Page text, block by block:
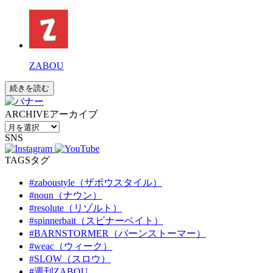
ZABOU
続きを読む
ARCHIVEアーカイブ
SNS
TAGSタグ
#zaboustyle（ザボウスタイル）
#noun（ナウン）
#resolute（リゾルト）
#spinnerbait（スピナーベイト）
#BARNSTORMER（バーンストーマー）
#weac（ウィーク）
#SLOW（スロウ）